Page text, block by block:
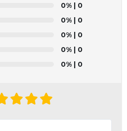
0% | 0
0% | 0
0% | 0
0% | 0
0% | 0